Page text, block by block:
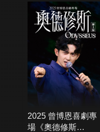
2025 曾博恩喜劇專
場《奧德修斯